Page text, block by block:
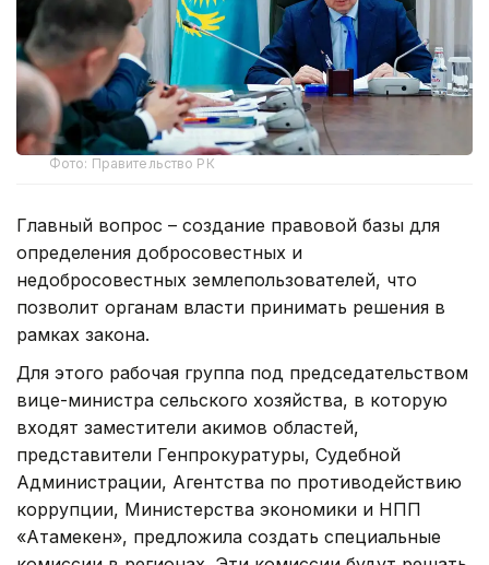
Фото: Правительство РК
Главный вопрос – создание правовой базы для
определения добросовестных и
недобросовестных землепользователей, что
позволит органам власти принимать решения в
рамках закона.
Для этого рабочая группа под председательством
вице-министра сельского хозяйства, в которую
входят заместители акимов областей,
представители Генпрокуратуры, Судебной
Администрации, Агентства по противодействию
коррупции, Министерства экономики и НПП
«Атамекен», предложила создать специальные